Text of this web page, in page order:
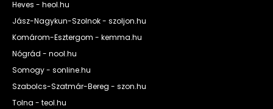
Heves - heol.hu
Jász-Nagykun-Szolnok - szoljon.hu
Komárom-Esztergom - kemma.hu
Nógrád - nool.hu
Somogy - sonline.hu
Szabolcs-Szatmár-Bereg - szon.hu
Tolna - teol.hu